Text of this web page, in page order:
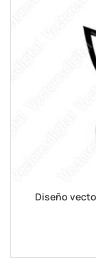
Diseño